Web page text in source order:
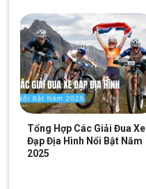
Tổng Hợp Các Giải Đua Xe
Đạp Địa Hình Nổi Bật Năm
2025